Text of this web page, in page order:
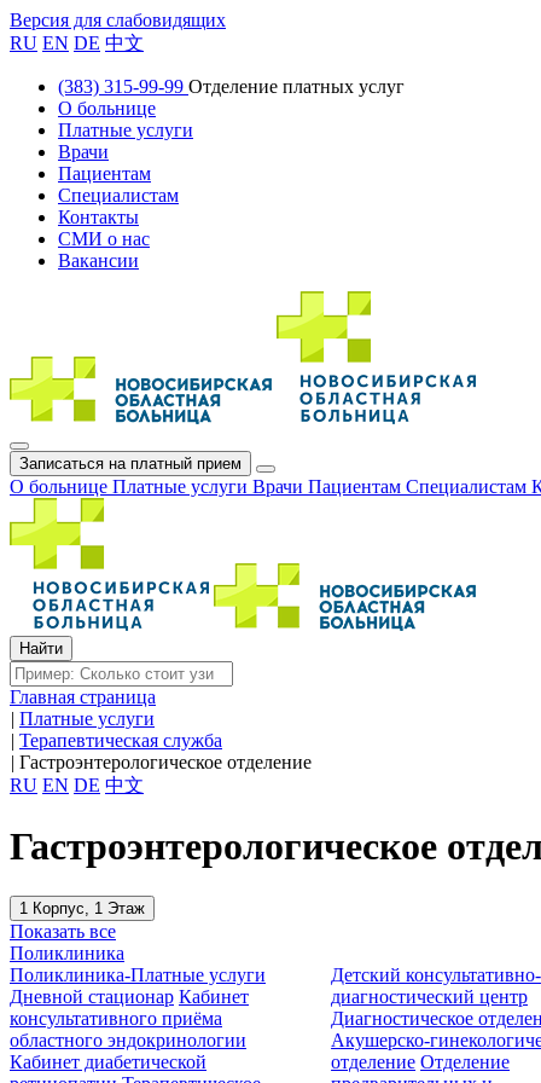
Версия для слабовидящих
RU EN DE 中文
(383) 315-99-99 Отделение платных услуг
О больнице
Платные услуги
Врачи
Пациентам
Специалистам
Контакты
СМИ о нас
Вакансии
Записаться на платный прием
О больнице Платные услуги Врачи Пациентам Специалистам
Главная страница
| Платные услуги
| Терапевтическая служба
| Гастроэнтерологическое отделение
RU EN DE 中文
Гастроэнтерологическое
1 Корпус, 1 Этаж
Показать все
Поликлиника
Поликлиника-Платные услуги
Дневной стационар Кабинет
консультативного приёма
областного эндокринологии
Кабинет диабетической
Детский консультативно-
диагностический центр
Диагностическое
Акушерско-
отделение Отделение